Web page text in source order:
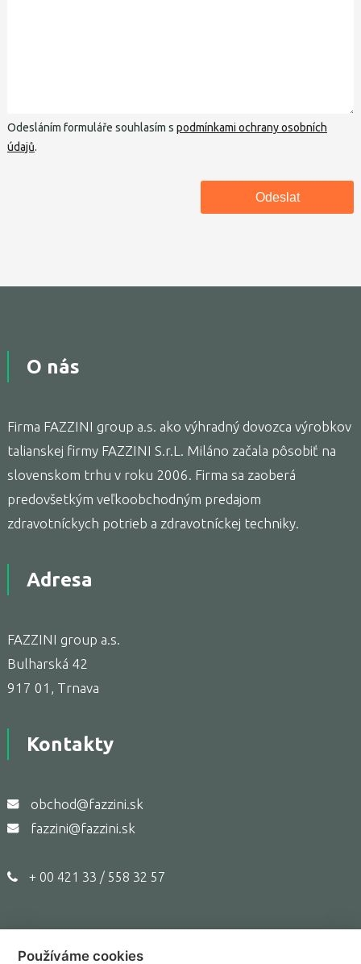
Odesláním formuláře souhlasím s podmínkami ochrany osobních
údajů.
O nás
Firma FAZZINI group a.s. ako výhradný dovozca výrobkov
talianskej firmy FAZZINI S.r.L. Miláno začala pôsobiť na
slovenskom trhu v roku 2006. Firma sa zaoberá
predovšetkým veľkoobchodným predajom
zdravotníckych potrieb a zdravotníckej techniky.
Adresa
FAZZINI group a.s.
Bulharská 42
917 01, Trnava
Kontakty
obchod@fazzini.sk
fazzini@fazzini.sk
+ 00 421 33 / 558 32 57
Používáme cookies